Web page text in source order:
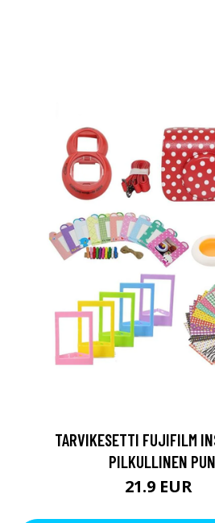
TARVIKESETTI FUJIFILM
PILKULLINEN
21.9 EUR